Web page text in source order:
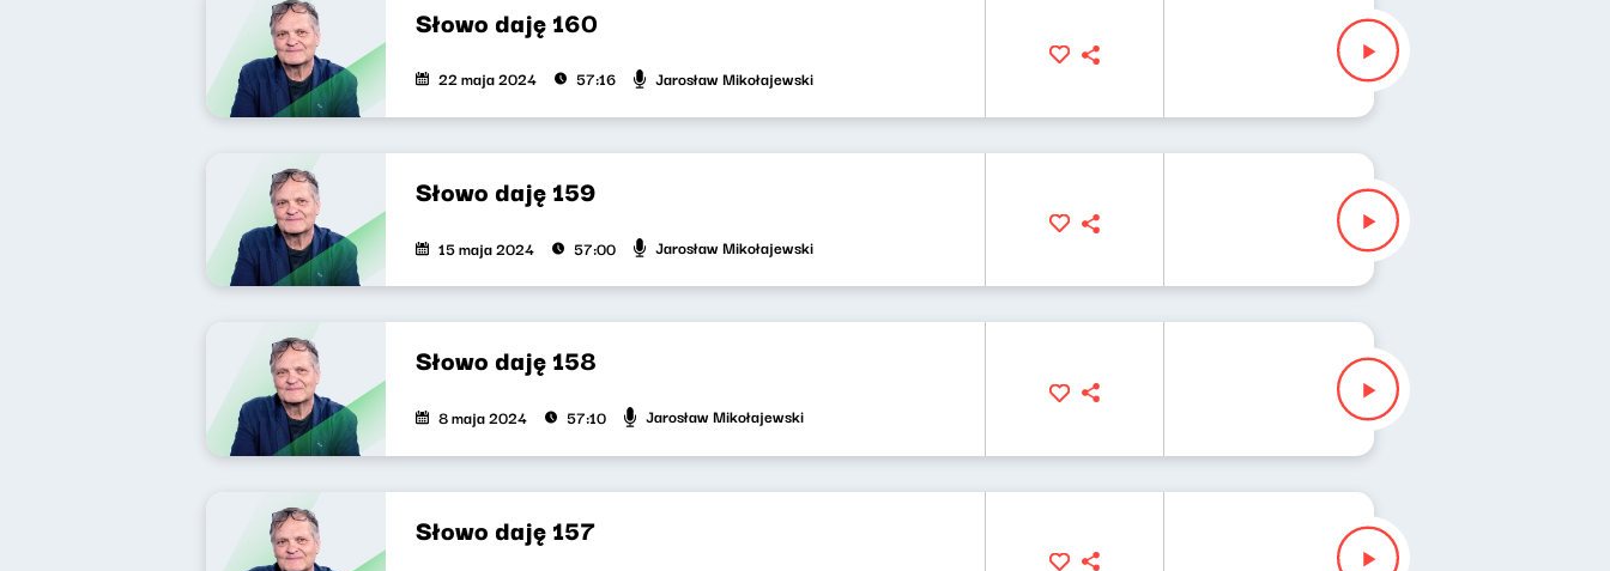
Słowo daję 160
22 maja 2024 57:16 Jarosław Mikołajewski
Słowo daję 159
15 maja 2024 57:00 Jarosław Mikołajewski
Słowo daję 158
8 maja 2024 57:10 Jarosław Mikołajewski
Słowo daję 157